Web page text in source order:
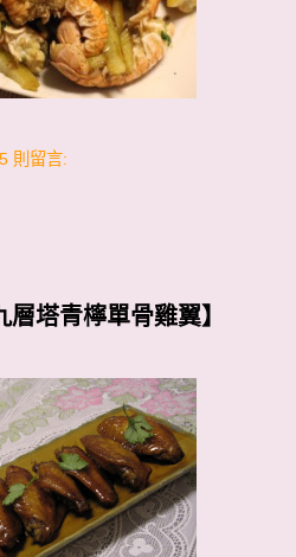
則留言:
塔青檸單骨雞翼】